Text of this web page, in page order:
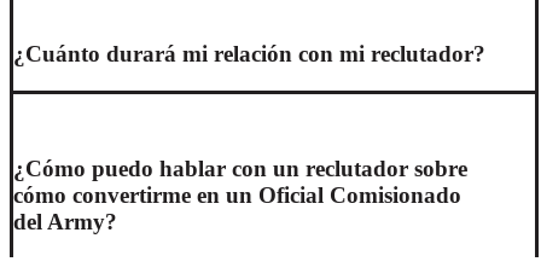
¿Cuánto durará mi relación con mi reclutador?
¿Cómo puedo hablar con un reclutador sobre
cómo convertirme en un Oficial Comisionado
del Army?